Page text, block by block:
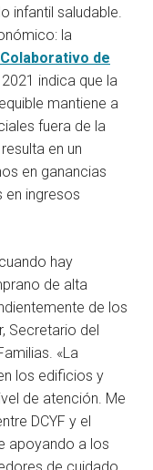
infantil saludable.
la
de
2021 indica que la
mantiene a
fuera de la
en un
en ganancias
en ingresos
hay
de alta
de los
Secretario del
«La
los edificios y
de atención. Me
DCYF y el
apoyando a los